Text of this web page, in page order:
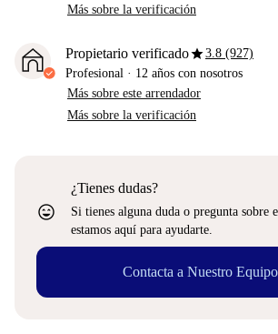
Más sobre la verificación
Propietario verificadostar3.8 (927)
Profesional · 12 años con nosotros
Más sobre este arrendador
Más sobre la verificación
sentiment_very_satisfied
¿Tienes dudas?
Si tienes alguna duda o pregunta sobre
estamos aquí para ayudarte.
Contacta a Nuestro Equipo